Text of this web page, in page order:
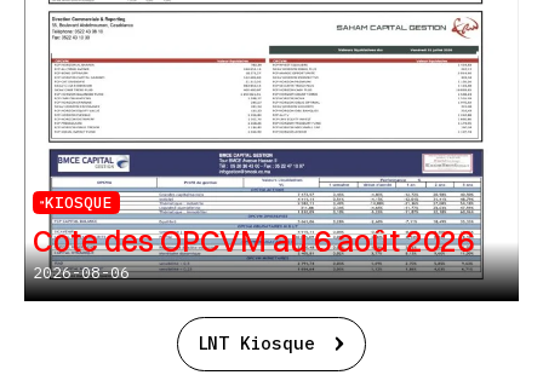
KIOSQUE
Cote des OPCVM au 6 août 2026
2026-08-06
LNT Kiosque